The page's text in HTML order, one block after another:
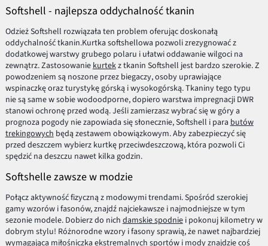
Softshell - najlepsza oddychalność tkanin
Odzież Softshell rozwiązała ten problem oferując doskonałą
oddychalność tkanin.Kurtka softshellowa pozwoli zrezygnować z
dodatkowej warstwy grubego polaru i ułatwi oddawanie wilgoci na
zewnątrz. Zastosowanie kurtekz tkanin Softshell jest bardzo szerokie. Z
powodzeniem są noszone przez biegaczy, osoby uprawiające
wspinaczkę oraz turystykę górską i wysokogórską. Tkaniny tego typu
nie są same w sobie wodoodporne, dopiero warstwa impregnacji DWR
stanowi ochronę przed wodą. Jeśli zamierzasz wybrać się w góry a
prognoza pogody nie zapowiada się słonecznie, Softshell i para butów
trekingowych będą zestawem obowiązkowym. Aby zabezpieczyć się
przed deszczem wybierz kurtkę przeciwdeszczową, która pozwoli Ci
spędzić na deszczu nawet kilka godzin.
Softshelle zawsze w modzie
Połącz aktywność fizyczną z modowymi trendami. Spośród szerokiej
gamy wzorów i fasonów, znajdź najciekawsze i najmodniejsze w tym
sezonie modele. Dobierz do nich damskie spodniei pokonuj kilometry w
dobrym stylu! Różnorodne wzory i fasony sprawią, że nawet najbardziej
wymagająca miłośniczka ekstremalnych sportów i mody znajdzie coś